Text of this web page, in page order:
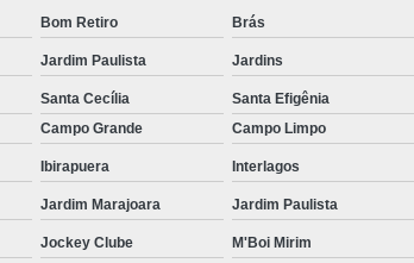
Filtro para Piscina Tipo a
Iluminação
Iluminação de Piscina de Fibra
Iluminação de Piscina Led
Iluminação
Iluminação na Piscina
Iluminação para
Iluminação Piscina Externa
Limpeza de Piscina Comercial
Bom Retiro Brás
Jardim Paulista Jardins
Santa Cecília Santa Efigênia
Campo Grande Campo Limpo
Ibirapuera Interlagos
Jardim Marajoara Jardim Paulista
Jockey Clube M'Boi Mirim